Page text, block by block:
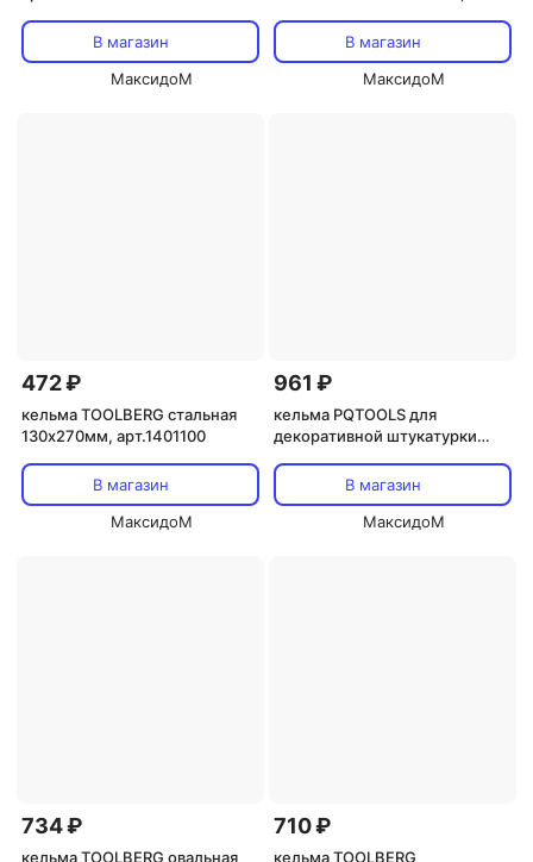
В магазин
МаксидоМ
В магазин
МаксидоМ
472 ₽
кельма TOOLBERG стальная
130х270мм, арт.1401100
В магазин
МаксидоМ
961 ₽
кельма PQTOOLS для
декоративной штукатурки
В магазин
МаксидоМ
734 ₽
кельма TOOLBERG овальная
710 ₽
кельма TOOLBERG